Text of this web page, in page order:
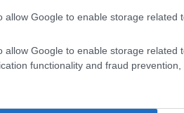
allow Google to enable storage related
allow Google to enable storage related
functionality and fraud prevention,